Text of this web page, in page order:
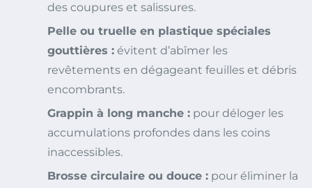
des coupures et salissures.
Pelle ou truelle en plastique spéciales
gouttières : évitent d’abîmer les
revêtements en dégageant feuilles et débris
encombrants.
Grappin à long manche : pour déloger les
accumulations profondes dans les coins
inaccessibles.
Brosse circulaire ou douce : pour éliminer la